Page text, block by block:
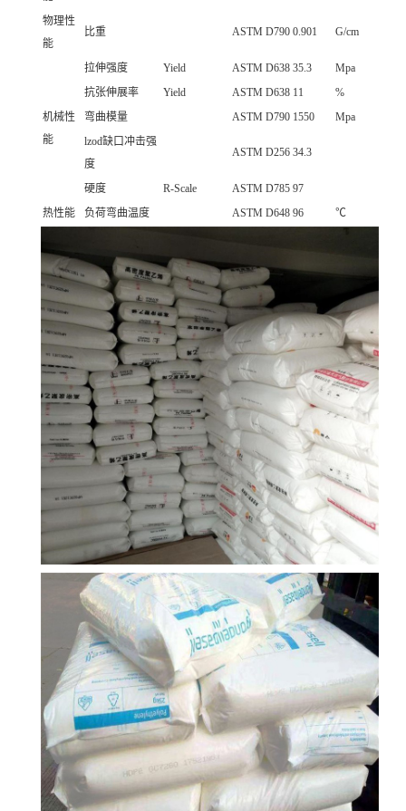
物理性
能
比重 ASTM D790 0.901 G/cm
机械性
能
拉伸强度 Yield ASTM D638 35.3
Mpa
抗张伸展率
Yield ASTM D638 11
%
弯曲模量
ASTM D790 1550
Mpa
lzod缺口冲击强
度
ASTM D256 34.3
硬度 R-Scale ASTM D785 97
热性能
负荷弯曲温度 ASTM D648 96 ℃